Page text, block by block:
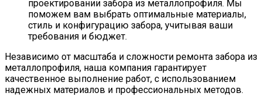
проектировании забора из металлопрофиля. Мы
поможем вам выбрать оптимальные материалы,
стиль и конфигурацию забора, учитывая ваши
требования и бюджет.
Независимо от масштаба и сложности ремонта забора из
металлопрофиля, наша компания гарантирует
качественное выполнение работ, с использованием
надежных материалов и профессиональных методов.